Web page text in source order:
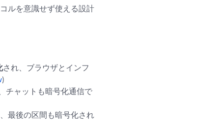
ルを意識せず使える設計
され、ブラウザとインフ
)
チャットも暗号化通信で
最後の区間も暗号化され